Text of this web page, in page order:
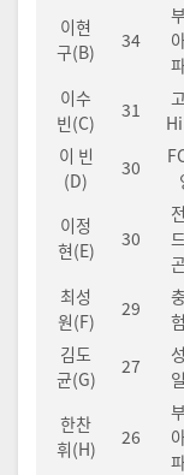
이현
구(B)
34
이수
빈(C)
31
이 빈
(D)
30
이정
현(E)
30
최성
원(F)
29
김도
균(G)
27
한찬
휘(H)
26